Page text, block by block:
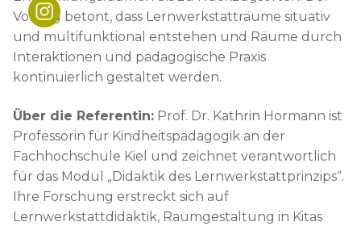
Organigramm
Lehrkräfteausbildung
Kooperationen
Infos für Ausbildungsbetriebe
FAQ
Beratungsteam
Berufsberatung
Job-Matching
Förderverein
Vortrag betont, dass Lernwerkstatträume situativ
und multifunktional entstehen und Räume durch
Interaktionen und pädagogische Praxis
kontinuierlich gestaltet werden.
Über die Referentin: Prof. Dr. Kathrin Hormann ist
Professorin für Kindheitspädagogik an der
Fachhochschule Kiel und zeichnet verantwortlich
für das Modul „Didaktik des Lernwerkstattprinzips“.
Ihre Forschung erstreckt sich auf
Lernwerkstattdidaktik, Raumgestaltung in Kitas